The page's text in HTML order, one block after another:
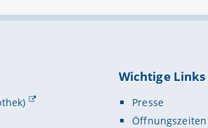
Wichtige Links
Presse
Öffnungszeiten